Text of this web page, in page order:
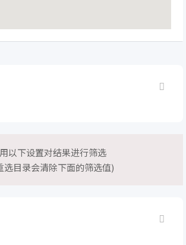
用以下设置对结果进行筛选
选目录会清除下面的筛选值)